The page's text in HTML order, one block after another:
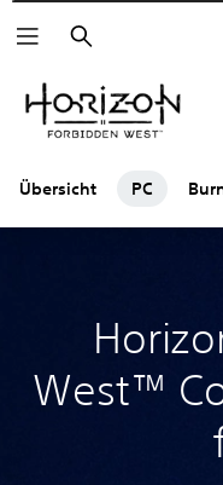
Suchen
Übersicht PC
West™